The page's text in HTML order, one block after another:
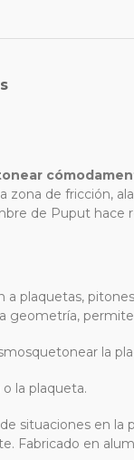
de fricción,
de Puput hace
plaquetas,
geometría,
la
la plaqueta.
situaciones en
Fabricado en